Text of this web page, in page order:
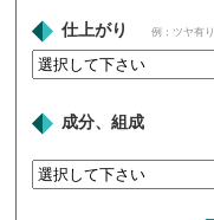
仕上がり 例：ツヤ有り
成分、組成